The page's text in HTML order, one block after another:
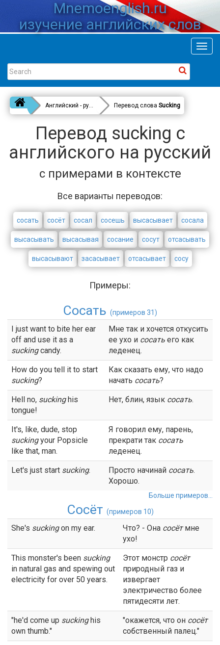
Mnemoenglish.ru
изучение английских слов
Английский - русский Перевод слова Sucking
Перевод sucking с
английского на русский
с примерами в контексте
Все варианты переводов:
сосать сосёт сосал сосешь высасывает сосала
высасывать высасывая сосание сосут отсасывать
высасывают засасывает отсасывает сосу
Примеры:
Сосать (примеров 31)
I just want to bite her ear
off and use it as a
suckingcandy.
Мне так и хочется откусить
ее ухо и сосать его как
леденец.
How do you tell it to start
sucking?
Как сказать ему, что надо
начать сосать?
Hell no, suckinghis
tongue!
Нет, блин, язык сосать.
It's, like, dude, stop
suckingyour Popsicle
like that, man.
Я говорил ему, парень,
прекрати так сосать
леденец.
Let's just start sucking. Просто начинай сосать.
Хорошо.
Больше примеров...
Сосёт (примеров 10)
She's suckingon my ear. Что? - Она сосётмне
ухо!
This monster's been sucking
in natural gas and spewing out
electricity for over 50 years.
Этот монстр сосёт
природный газ и
извергает
электричество более
пятидесяти лет.
"he'd come up suckinghis
own thumb."
"окажется, что он сосёт
собственный палец."